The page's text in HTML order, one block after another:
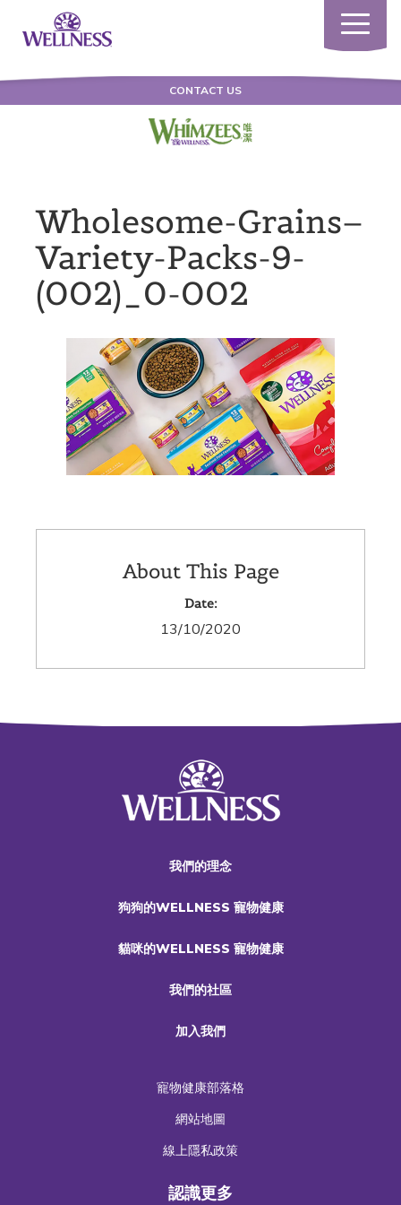
Toggle
CONTACT US
Wholesome-Grains–
Variety-Packs-9-
(002)_0-002
About This Page
Date:
13/10/2020
我們的理念
狗狗的WELLNESS 寵物健康
貓咪的WELLNESS 寵物健康
我們的社區
加入我們
寵物健康部落格
網站地圖
線上隱私政策
認識更多